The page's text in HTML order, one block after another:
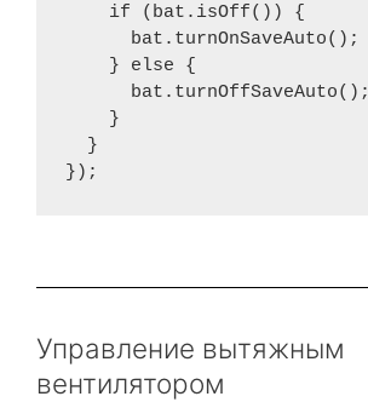
    if (bat.isOff()) {
      bat.turnOnSaveAuto();
    } else {
      bat.turnOffSaveAuto();
    }
  }
Управление вытяжным
вентилятором